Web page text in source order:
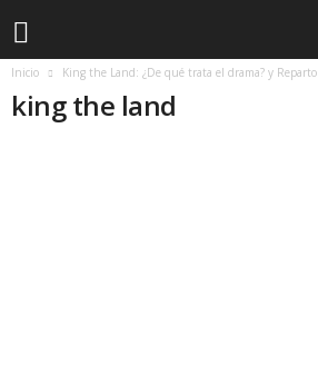
Inicio King the Land: ¿De qué trata el drama? y Reparto
king the land